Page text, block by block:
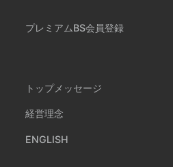
プレミアムBS会員登録
トップメッセージ
経営理念
ENGLISH